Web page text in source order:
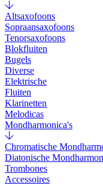
Altsaxofoons
Sopraansaxofoons
Tenorsaxofoons
Blokfluiten
Bugels
Diverse
Elektrische
Fluiten
Klarinetten
Melodicas
Mondharmonica's
Chromatische
Diatonische
Trombones
Accessoires